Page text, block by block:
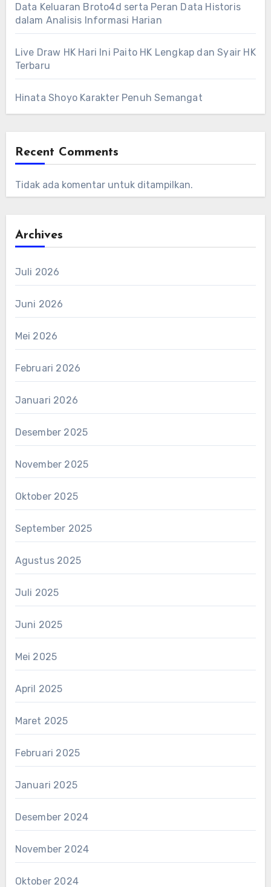
Data Keluaran Broto4d serta Peran Data Historis
dalam Analisis Informasi Harian
Live Draw HK Hari Ini Paito HK Lengkap dan Syair HK
Terbaru
Hinata Shoyo Karakter Penuh Semangat
Recent Comments
Tidak ada komentar untuk ditampilkan.
Archives
Juli 2026
Juni 2026
Mei 2026
Februari 2026
Januari 2026
Desember 2025
November 2025
Oktober 2025
September 2025
Agustus 2025
Juli 2025
Juni 2025
Mei 2025
April 2025
Maret 2025
Februari 2025
Januari 2025
Desember 2024
November 2024
Oktober 2024